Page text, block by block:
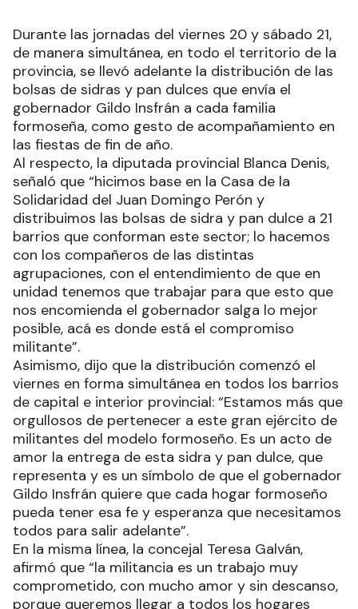
Durante las jornadas del viernes 20 y sábado 21,
de manera simultánea, en todo el territorio de la
provincia, se llevó adelante la distribución de las
bolsas de sidras y pan dulces que envía el
gobernador Gildo Insfrán a cada familia
formoseña, como gesto de acompañamiento en
las fiestas de fin de año.
Al respecto, la diputada provincial Blanca Denis,
señaló que “hicimos base en la Casa de la
Solidaridad del Juan Domingo Perón y
distribuimos las bolsas de sidra y pan dulce a 21
barrios que conforman este sector; lo hacemos
con los compañeros de las distintas
agrupaciones, con el entendimiento de que en
unidad tenemos que trabajar para que esto que
nos encomienda el gobernador salga lo mejor
posible, acá es donde está el compromiso
militante”.
Asimismo, dijo que la distribución comenzó el
viernes en forma simultánea en todos los barrios
de capital e interior provincial: “Estamos más que
orgullosos de pertenecer a este gran ejército de
militantes del modelo formoseño. Es un acto de
amor la entrega de esta sidra y pan dulce, que
representa y es un símbolo de que el gobernador
Gildo Insfrán quiere que cada hogar formoseño
pueda tener esa fe y esperanza que necesitamos
todos para salir adelante”.
En la misma línea, la concejal Teresa Galván,
afirmó que “la militancia es un trabajo muy
comprometido, con mucho amor y sin descanso,
porque queremos llegar a todos los hogares